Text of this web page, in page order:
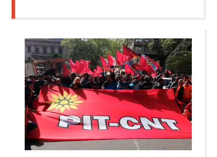
Imagen